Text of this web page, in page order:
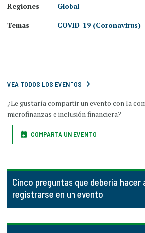
Regiones
Global
Temas
COVID-19 (Coronavirus)
VEA TODOS LOS EVENTOS
¿Le gustaría compartir un evento con la
microfinanzas e inclusión financiera?
COMPARTA UN EVENTO
Cinco preguntas que debería hacer
registrarse en un evento